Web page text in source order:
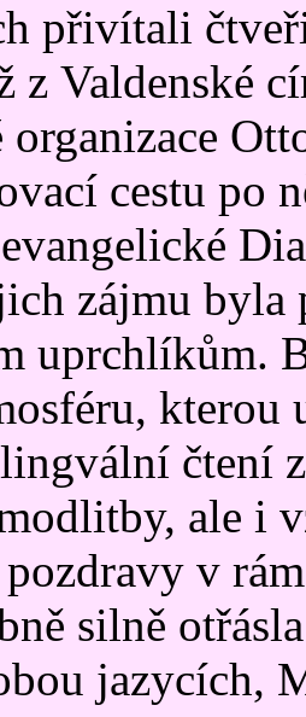
přivítali
z Valdenské
organizace
cestu po
zájmu byla
uprchlíkům.
kterou
čtení
ale i
v
silně
jazycích,